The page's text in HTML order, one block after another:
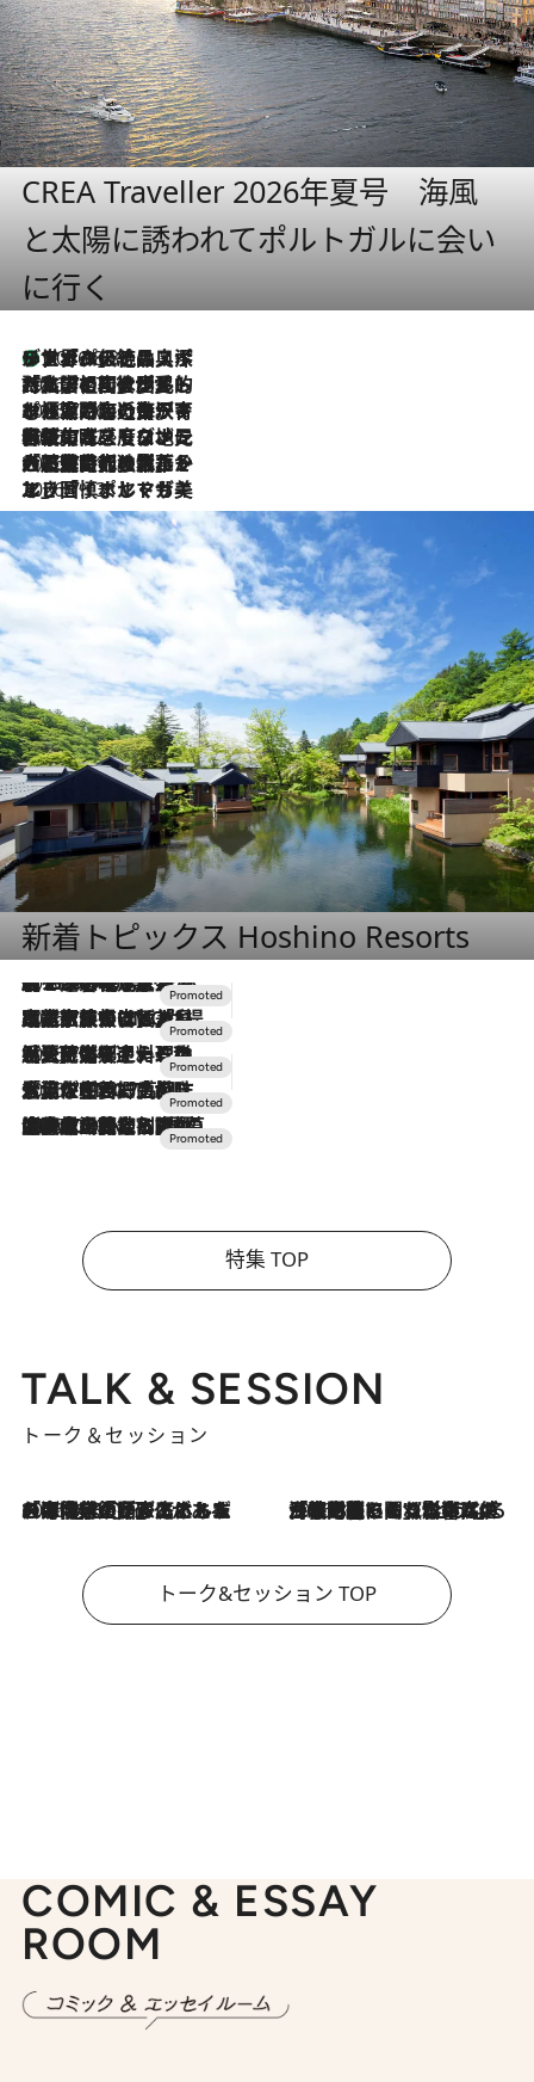
CREA Traveller 2026年夏号 海風
と太陽に誘われてポルトガルに会い
に行く
2026.8.8
リスボンの絶品スイーツ「パステル・デ・ナタ」とは？ポルトガル伝統の奥深い世界へ
2026.7.27
「私の祖国はポルトガル語です」国民的詩人フェルナンド・ペソアと、彼が愛した文学の街を歩く
2026.7.26
ポルトガル近海が育む極上の海の幸。キリリと冷えた白ワインと愉しむ、シーフード専門店の贅沢
2026.7.22
伝統の味をモダンに昇華。高感度な地元客が集う、リスボンの最旬ガストロノミー
2026.7.21
大航海時代の栄華から、震災、独裁、そして革命へ。ポルトガル・首都リスボンの石畳に刻まれた「歴史の光と影」
2026.7.13
エッセイ・ヤマザキマリ「慎ましくも美しき国 ポルトガル」
新着トピックス Hoshino Resorts
2026.8.7
【トンボの足水浴】ヒノキの香りに包まれて涼感マックス！約13℃の湧水かけ流しを避暑地「星野温泉 トンボの湯」で体験
2026.7.31
【ホテル帰省】という選択肢をOMOが提案。家族とほどよい距離を保つには「昼は実家、夜は気兼ねなくホテルで！」
2026.7.24
【夏限定ディナーコース】旬を迎える稚鮎や花ズッキーニなどをイタリア・トスカーナの郷土料理の手法で満喫！
2026.7.17
「土佐和ハーブかき氷」がOMO7高知に登場！生姜、山椒、大葉など目にも舌にも涼を呼ぶ郷土の味
2026.7.10
NEW OPEN！【界 草津】名湯の地に誕生。趣の異なる2種の温泉と上州ならではの会席・蕎麦割烹など美食を味わう究極の癒やし旅
特集 TOP
TALK & SESSION
トーク＆セッション
2026.8.3
「今後値上げがあるとすれば…」「リスクがあるのは今年の冬」エネルギー専門家が語る、ホルムズ海峡封鎖が家庭にもたらす“ある心配” 2026.8.3
「住宅建てられない…」「サーチャージ料の高値が続いている」ホルムズ海峡封鎖による影響はいつまで続く？《エネルギー専門家に聞く“どうなる日本の暮らし”》
トーク&セッション TOP
COMIC & ESSAY
ROOM